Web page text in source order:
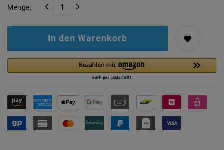
Menge:
In den Warenkorb